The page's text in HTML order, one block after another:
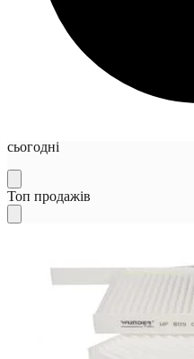
сьогодні
Топ продажів